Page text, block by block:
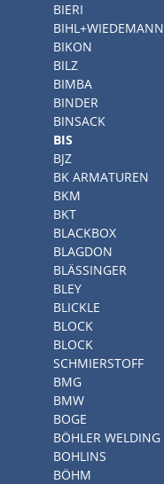
BIERI
BIHL+WIEDEMANN
BIKON
BILZ
BIMBA
BINDER
BINSACK
BIS
BJZ
BK ARMATUREN
BKM
BKT
BLACKBOX
BLAGDON
BLÄSSINGER
BLEY
BLICKLE
BLOCK
BLOCK
SCHMIERSTOFF
BMG
BMW
BOGE
BÖHLER WELDING
BOHLINS
BÖHM